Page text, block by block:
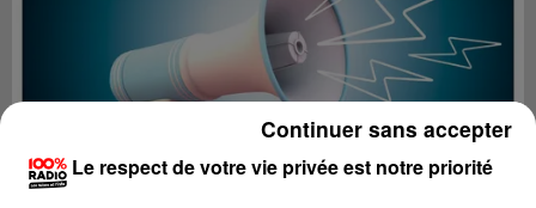
Le respect de votre vie privée est notre priorité
Continuer sans accepter